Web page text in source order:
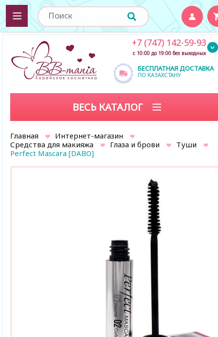
БЕСПЛАТНАЯ ДОСТАВКА
ПО КАЗАХСТАНУ
+7 (747) 142-59-93
с 10:00 до 19:00 без выходных
ВЕСЬ КАТАЛОГ
Главная
Интернет-магазин
Средства для макияжа
Глаза и брови
Туши
Perfect Mascara [DABO]